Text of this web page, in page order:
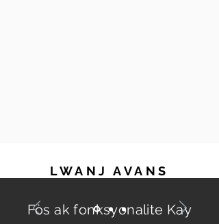
LWANJ AVANS
Fòs ak fonksyonalite Kay